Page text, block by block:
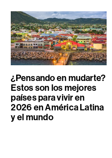
¿Pensando en mudarte?
Estos son los mejores
países para vivir en
2026 en América Latina
y el mundo